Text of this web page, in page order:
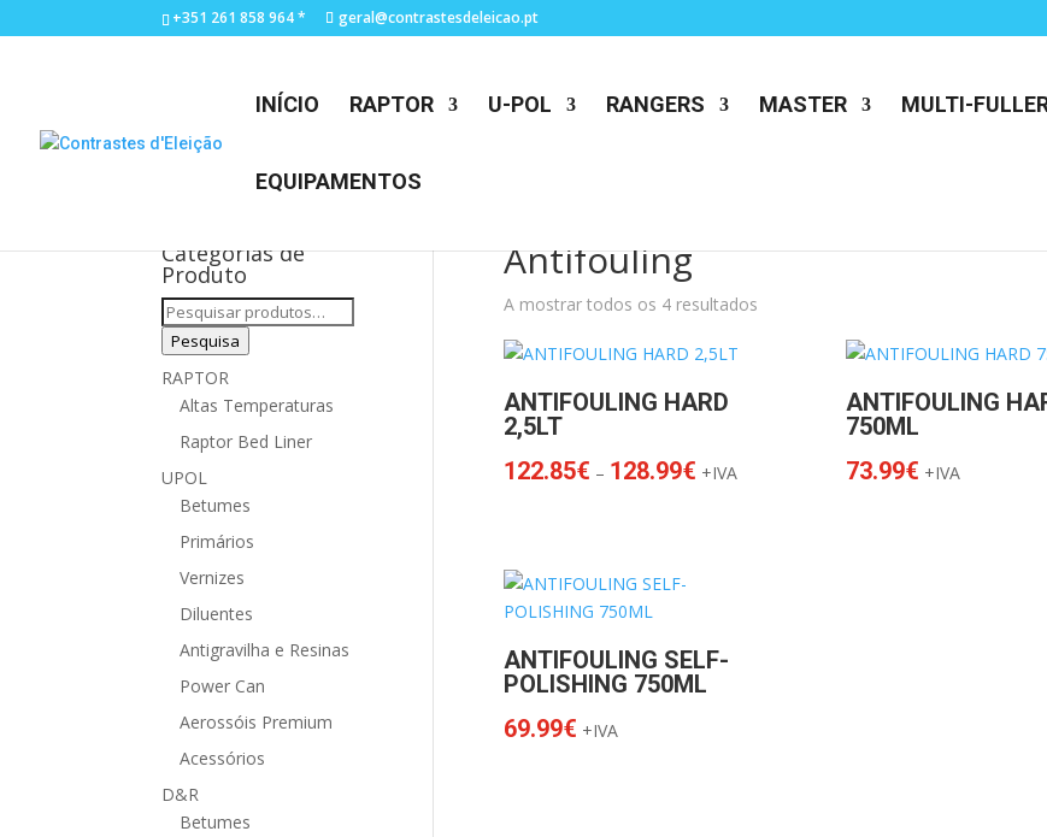
+351 261 858 964 * geral@contrastesdeleicao.pt
INÍCIO RAPTOR U-POL RANGERS MASTER MULTI-
EQUIPAMENTOS
Antifouling
A mostrar todos os 4 resultados
ANTIFOULING HARD
2,5LT
122.85€ – 128.99€Price
+IVA
ANTIFOULING
750ML
73.99€ +IVA
ANTIFOULING SELF-
POLISHING 750ML
69.99€ +IVA
Categorias de
Produto
Pesquisar
por:
Pesquisa
RAPTOR
Altas Temperaturas
Raptor Bed Liner
UPOL
Betumes
Primários
Vernizes
Diluentes
Antigravilha e Resinas
Power Can
Aerossóis Premium
Acessórios
D&R
Betumes